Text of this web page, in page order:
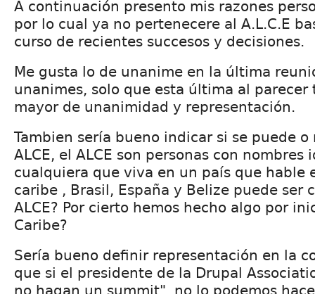
A continuación presento mis razones
por lo cual ya no pertenecere al A.L.C.E
curso de recientes succesos y decisiones.
Me gusta lo de unanime en la última
unanimes, solo que esta última al parecer
mayor de unanimidad y representación.
Tambien sería bueno indicar si se puede o
ALCE, el ALCE son personas con nombres
cualquiera que viva en un país que hable
caribe , Brasil, España y Belize puede ser
ALCE? Por cierto hemos hecho algo por
Caribe?
Sería bueno definir representación en la
que si el presidente de la Drupal
no hagan un summit", no lo podemos